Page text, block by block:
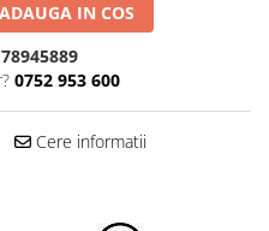
ADAUGA IN COS
78945889
0752 953 600
Cere informatii